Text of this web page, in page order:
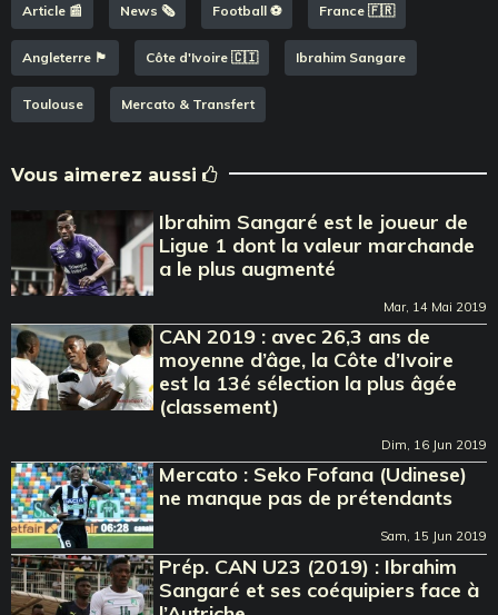
Article 📰 News 🗞️ Football ⚽️ France 🇫🇷
Angleterre 🏴󠁧󠁢󠁥󠁮󠁧󠁿 Côte d'Ivoire 🇨🇮 Ibrahim Sangare
Toulouse Mercato & Transfert
Vous aimerez aussi
Ibrahim Sangaré est le joueur de
Ligue 1 dont la valeur marchande
a le plus augmenté
Mar, 14 Mai 2019
CAN 2019 : avec 26,3 ans de
moyenne d’âge, la Côte d’Ivoire
est la 13é sélection la plus âgée
(classement)
Dim, 16 Jun 2019
Mercato : Seko Fofana (Udinese)
ne manque pas de prétendants
Sam, 15 Jun 2019
Prép. CAN U23 (2019) : Ibrahim
Sangaré et ses coéquipiers face à